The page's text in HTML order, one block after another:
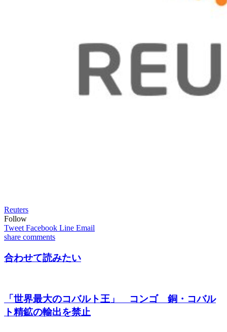
Reuters
Follow
Tweet Facebook Line Email
share comments
合わせて読みたい
「世界最大のコバルト王」 コンゴ 銅・コバル
ト精鉱の輸出を禁止